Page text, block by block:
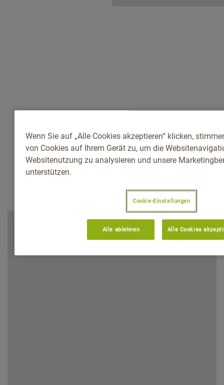
Wenn Sie auf „Alle Cookies akzeptieren“ klicken,
von Cookies auf Ihrem Gerät zu, um die
Websitenutzung zu analysieren und unsere
unterstützen.
Cookie-Einstellungen
Alle ablehnen Alle Cookies